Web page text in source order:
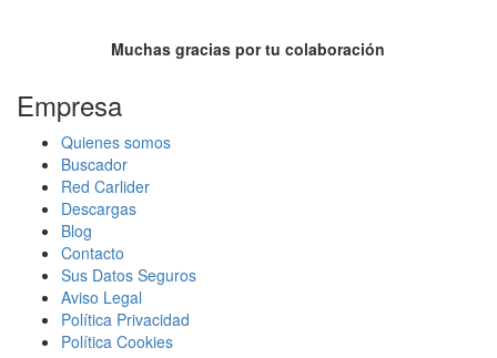
Muchas gracias por tu colaboración
Empresa
Quienes somos
Buscador
Red Carlider
Descargas
Blog
Contacto
Sus Datos Seguros
Aviso Legal
Política Privacidad
Política Cookies